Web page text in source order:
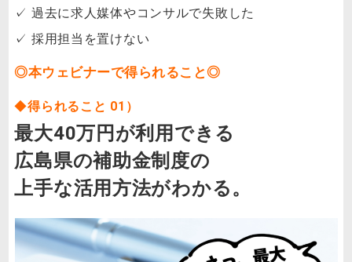
✓ 過去に求人媒体やコンサルで失敗した
✓ 採用担当を置けない
◎本ウェビナーで得られること◎
◆得られること 01）
最大40万円が利用できる
広島県の補助金制度の
上手な活用方法がわかる。